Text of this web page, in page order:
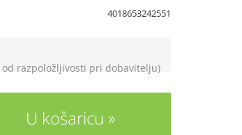
4018653242551
razpoložljivosti pri dobavitelju)
U košaricu